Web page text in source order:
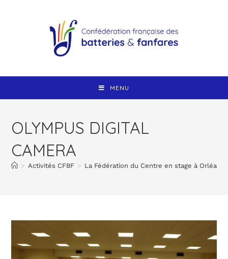
MENU
OLYMPUS DIGITAL
CAMERA
> Activités CFBF > La Fédération du Centre en stage à Orléans